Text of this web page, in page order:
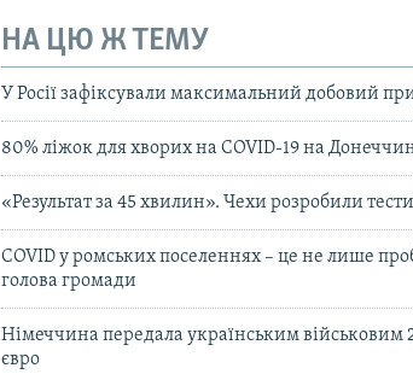
НА ЦЮ Ж ТЕМУ
У Росії зафіксували максимальний добовий
80% ліжок для хворих на COVID-19 на
«Результат за 45 хвилин». Чехи розробили
COVID у ромських поселеннях – це не лише
голова громади
Німеччина передала українським військовим
євро